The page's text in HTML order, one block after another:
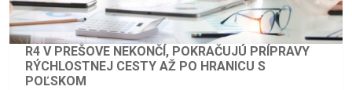
R4 V PREŠOVE NEKONČÍ, POKRAČUJÚ PRÍPRAVY
RÝCHLOSTNEJ CESTY AŽ PO HRANICU S
POĽSKOM